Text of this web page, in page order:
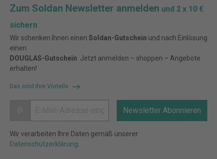
Zum Soldan Newsletter anmelden und 2 x 10 €
sichern
Wir schenken Ihnen einen Soldan-Gutschein und nach Einlösung
einen
DOUGLAS-Gutschein . Jetzt anmelden – shoppen – Angebote
erhalten!
Das sind Ihre Vorteile
Newsletter Abonnieren
Wir verarbeiten Ihre Daten gemäß unserer
Datenschutzerklärung